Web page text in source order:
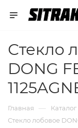
Стекло
DONG
Главная — Каталог
Стекло лобовое